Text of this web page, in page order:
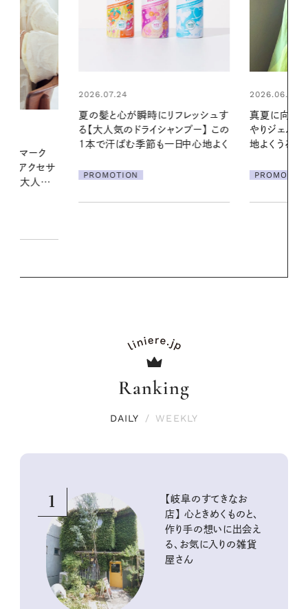
2026.06.01
真夏に向けて、ハーブが香るひん
やりジェルと出合う。暑い季節に心
地よくうるおう、軽やかなボディケ
PROMOTION
2026.06.01
お出かけ前
の一日。汗ば
に過ごす私
Ranking
DAILY / WEEKLY
1
【岐阜のすてきなお
店】 心ときめくものと、
作り手の想いに出会え
る、お気に入りの雑貨
屋さん